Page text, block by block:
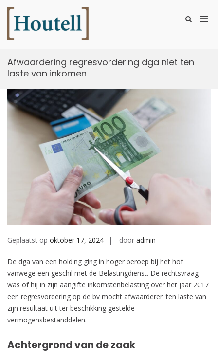
naar
inhoud
Toon
Afwaardering regresvordering dga niet ten
laste van inkomen
Geplaatst op oktober 17, 2024 door admin
De dga van een holding ging in hoger beroep bij het hof
vanwege een geschil met de Belastingdienst. De rechtsvraag
was of hij in zijn aangifte inkomstenbelasting over het jaar 2017
een regresvordering op de bv mocht afwaarderen ten laste van
zijn resultaat uit ter beschikking gestelde
vermogensbestanddelen.
Achtergrond van de zaak